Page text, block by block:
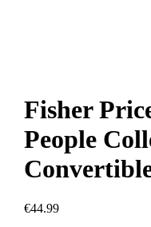
Fisher
People
€44.99